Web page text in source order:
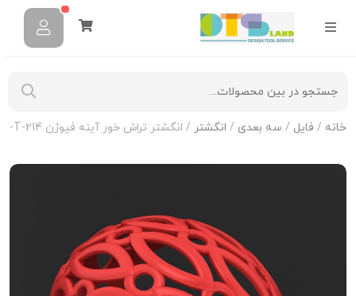
خانه / فایل / سه بعدی / انگشتر / انگشتر تراش خور آینه فیوژن R-T-214